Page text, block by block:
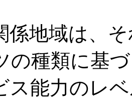
係地域は、
の種類に基
ス能力のレ